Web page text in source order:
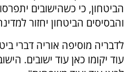
הביטחון, כי כשהישובים
והבסיסים הביטחון יחזור
לדבריה מוסיפה אוריה דברי
עוד יקומו כאן עוד ישובים.